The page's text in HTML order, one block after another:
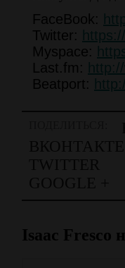
FaceBook:
Twitter:
Myspace:
Last.fm:
Beatport:
Isaac Fresco